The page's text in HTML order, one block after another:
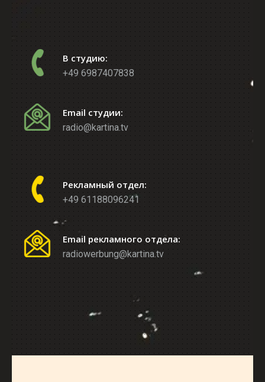
В студию:
+49 6987407838
Email студии:
radio@kartina.tv
Рекламный отдел:
+49 61188096241
Email рекламного отдела:
radiowerbung@kartina.tv